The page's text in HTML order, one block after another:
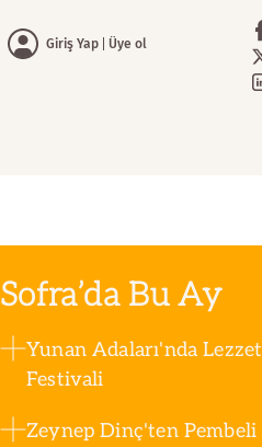
Giriş Yap Üye ol
Sofra’da Bu Ay
Yunan Adaları'nda Lezzet
Festivali
Zeynep Dinç'ten Pembeli